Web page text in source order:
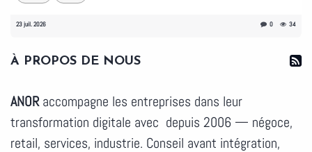
23 juil. 2026 0 34
À PROPOS DE NOUS
ANORaccompagne les entreprises dans leur
transformation digitale avec depuis 2006 — négoce,
retail, services, industrie. Conseil avant intégration,